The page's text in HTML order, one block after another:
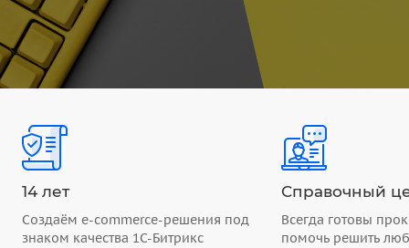
14 лет
Создаём e-commerce-решения под
знаком качества 1С-Битрикс
Справочный
Всегда готовы
помочь решить